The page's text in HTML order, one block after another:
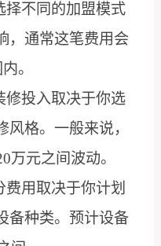
不同的加盟模式
，通常这笔费用会
。
投入取决于你选
格。一般来说，
万元之间波动。
用取决于你计划
备种类。预计设备